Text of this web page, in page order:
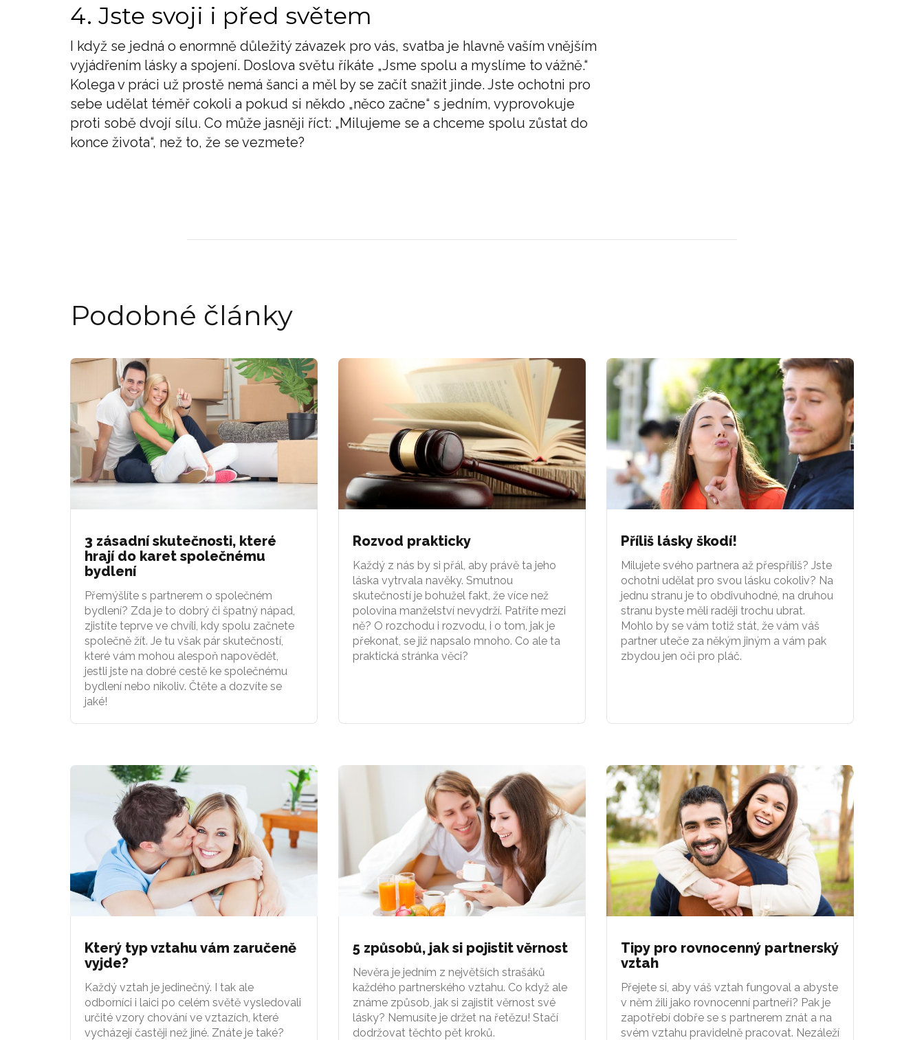
4. Jste svoji i před světem
I když se jedná o enormně důležitý závazek pro vás, svatba je hlavně vaším vnějším
vyjádřením lásky a spojení. Doslova světu říkáte „Jsme spolu a myslíme to vážně.“
Kolega v práci už prostě nemá šanci a měl by se začít snažit jinde. Jste ochotni pro
sebe udělat téměř cokoli a pokud si někdo „něco začne“ s jedním, vyprovokuje
proti sobě dvojí sílu. Co může jasněji říct: „Milujeme se a chceme spolu zůstat do
konce života“, než to, že se vezmete?
Podobné články
3 zásadní skutečnosti, které
hrají do karet společnému
bydlení
Přemýšlíte s partnerem o společném
bydlení? Zda je to dobrý či špatný nápad,
zjistíte teprve ve chvíli, kdy spolu začnete
společně žít. Je tu však pár skutečností,
které vám mohou alespoň napovědět,
jestli jste na dobré cestě ke společnému
bydlení nebo nikoliv. Čtěte a dozvíte se
jaké!
Rozvod prakticky
Každý z nás by si přál, aby právě ta jeho
láska vytrvala navěky. Smutnou
skutečností je bohužel fakt, že více než
polovina manželství nevydrží. Patříte mezi
ně? O rozchodu i rozvodu, i o tom, jak je
překonat, se již napsalo mnoho. Co ale ta
praktická stránka věci?
Příliš lásky škodí!
Milujete svého partnera až přespříliš? Jste
ochotni udělat pro svou lásku cokoliv? Na
jednu stranu je to obdivuhodné, na druhou
stranu byste měli raději trochu ubrat.
Mohlo by se vám totiž stát, že vám váš
partner uteče za někým jiným a vám pak
zbydou jen oči pro pláč.
Který typ vztahu vám zaručeně
vyjde?
Každý vztah je jedinečný. I tak ale
odborníci i laici po celém světě vysledovali
určité vzory chování ve vztazích, které
vycházejí častěji než jiné. Znáte je také?
5 způsobů, jak si pojistit věrnost
Nevěra je jedním z největších strašáků
každého partnerského vztahu. Co když ale
známe způsob, jak si zajistit věrnost své
lásky? Nemusíte je držet na řetězu! Stačí
dodržovat těchto pět kroků.
Tipy pro rovnocenný partnerský
vztah
Přejete si, aby váš vztah fungoval a abyste
v něm žili jako rovnocenní partneři? Pak je
zapotřebí dobře se s partnerem znát a na
svém vztahu pravidelně pracovat. Nezáleží